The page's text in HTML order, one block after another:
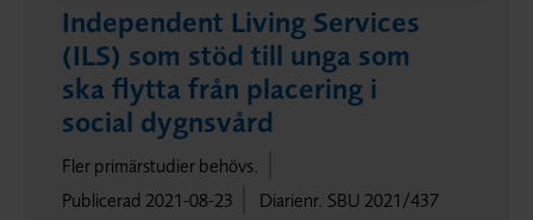
Independent Living Services
(ILS) som stöd till unga som
ska flytta från placering i
social dygnsvård
Fler primärstudier behövs.
Publicerad 2021-08-23
Diarienr. SBU 2021/437